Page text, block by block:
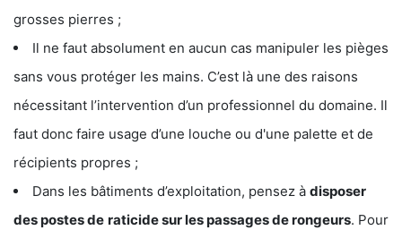
grosses pierres ;
Il ne faut absolument en aucun cas manipuler les pièges
sans vous protéger les mains. C’est là une des raisons
nécessitant l’intervention d’un professionnel du domaine. Il
faut donc faire usage d’une louche ou d'une palette et de
récipients propres ;
Dans les bâtiments d’exploitation, pensez à disposer
des postes de raticide sur les passages de rongeurs. Pour